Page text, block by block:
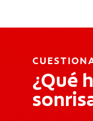
¿Qué